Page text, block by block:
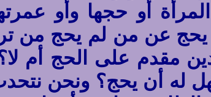
أو حجها وأو
عن من لم يحج من
مقدم على الحج أم
له أن يحج؟ ونحن